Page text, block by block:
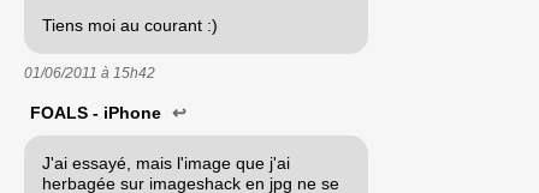
Tiens moi au courant :)
01/06/2011 à 15h42
FOALS - iPhone ↩
J'ai essayé, mais l'image que j'ai
herbagée sur imageshack en jpg ne se